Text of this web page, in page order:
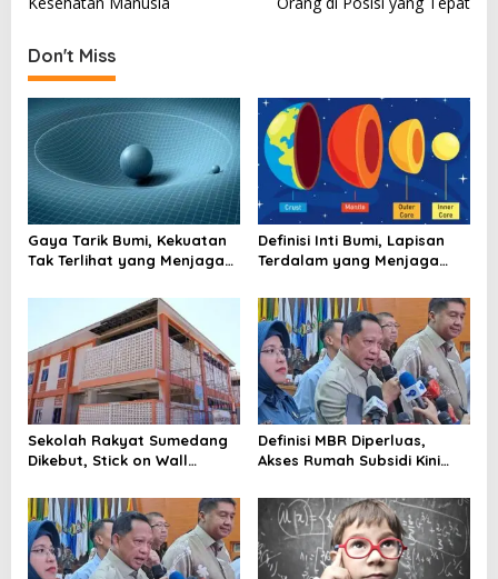
s
t
n
a
v
i
g
a
t
i
n
Don't Miss
Gaya Tarik Bumi, Kekuatan
Tak Terlihat yang Menjaga
Definisi Inti Bumi, Lapisan
Terdalam yang Menjaga
Sekolah Rakyat Sumedang
Dikebut, Stick on Wall
Definisi MBR Diperluas,
Akses Rumah Subsidi Kini
Warga